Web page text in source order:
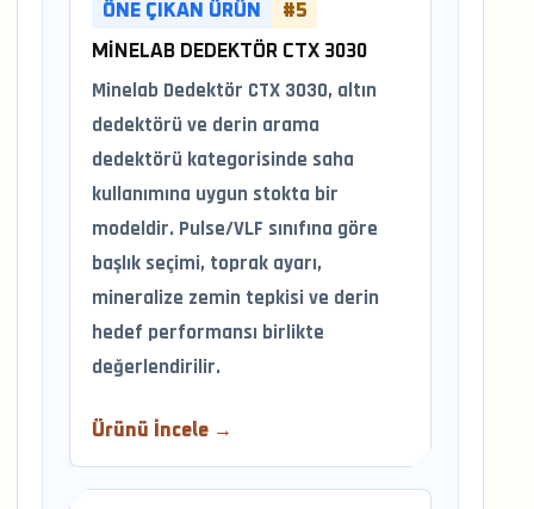
ÖNE ÇIKAN ÜRÜN #5
MINELAB DEDEKTÖR CTX 3030
Minelab Dedektör CTX 3030, altın
dedektörü ve derin arama
dedektörü kategorisinde saha
kullanımına uygun stokta bir
modeldir. Pulse/VLF sınıfına göre
başlık seçimi, toprak ayarı,
mineralize zemin tepkisi ve derin
hedef performansı birlikte
değerlendirilir.
Ürünü İncele →